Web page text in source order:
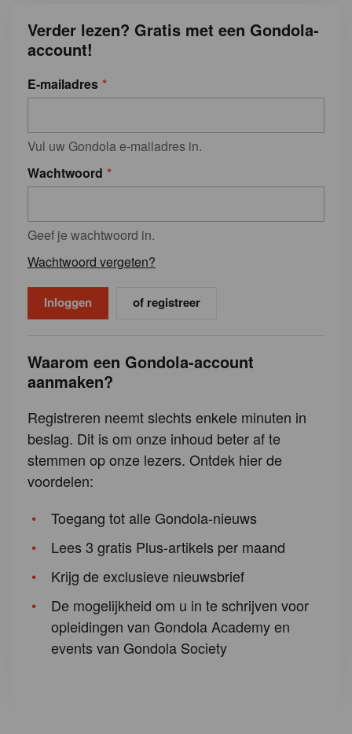
Verder lezen? Gratis met een Gondola-
account!
E-mailadres
Vul uw Gondola e-mailadres in.
Wachtwoord
Geef je wachtwoord in.
Wachtwoord vergeten?
of registreer
Waarom een Gondola-account
aanmaken?
Registreren neemt slechts enkele minuten in
beslag. Dit is om onze inhoud beter af te
stemmen op onze lezers. Ontdek hier de
voordelen:
Toegang tot alle Gondola-nieuws
Lees 3 gratis Plus-artikels per maand
Krijg de exclusieve nieuwsbrief
De mogelijkheid om u in te schrijven voor
opleidingen van Gondola Academy en
events van Gondola Society